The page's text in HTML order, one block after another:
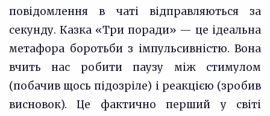
повідомлення в чаті відправляються за
секунду. Казка «Три поради» — це ідеальна
метафора боротьби з імпульсивністю. Вона
вчить нас робити паузу між стимулом
(побачив щось підозріле) і реакцією (зробив
висновок). Це фактично перший у світі